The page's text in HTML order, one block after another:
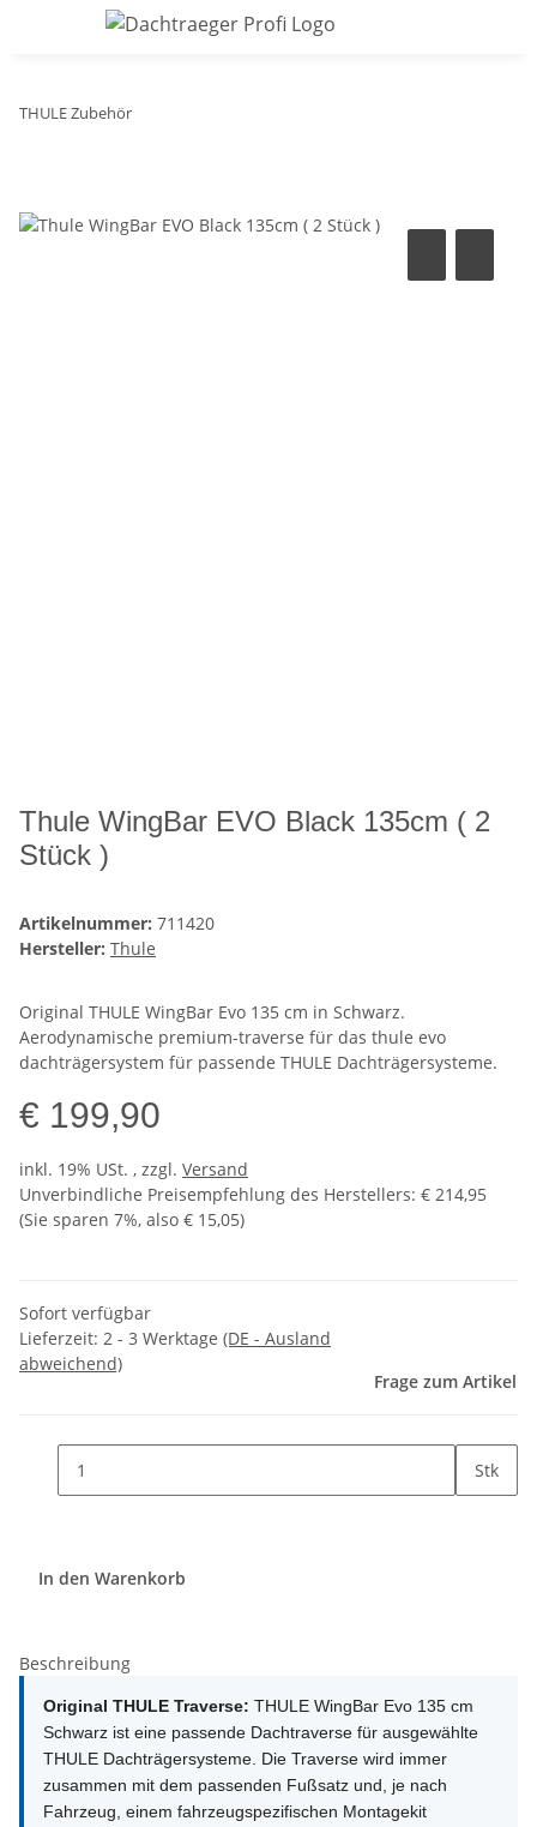
THULE Zubehör
Thule WingBar EVO Black 135cm ( 2
Stück )
Artikelnummer: 711420
Hersteller: Thule
Original THULE WingBar Evo 135 cm in Schwarz.
Aerodynamische premium-traverse für das thule evo
dachträgersystem für passende THULE Dachträgersysteme.
€ 199,90
inkl. 19% USt. , zzgl. Versand
Unverbindliche Preisempfehlung des Herstellers: € 214,95
(Sie sparen 7%, also € 15,05)
Sofort verfügbar
Lieferzeit: 2 - 3 Werktage (DE - Ausland
abweichend)
Frage zum Artikel
Stk
In den Warenkorb
Beschreibung
Original THULE Traverse: THULE WingBar Evo 135 cm
Schwarz ist eine passende Dachtraverse für ausgewählte
THULE Dachträgersysteme. Die Traverse wird immer
zusammen mit dem passenden Fußsatz und, je nach
Fahrzeug, einem fahrzeugspezifischen Montagekit